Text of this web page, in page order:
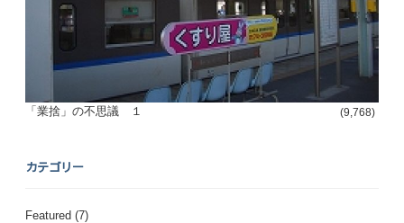
「業捨」の不思議 １ (9,768)
カテゴリー
Featured (7)